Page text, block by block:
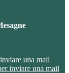
una mail
inviare una mail